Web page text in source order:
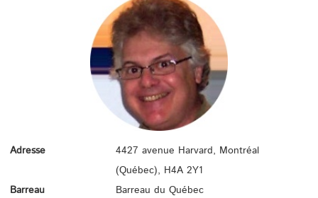
Adresse
4427 avenue Harvard, Montréal
(Québec), H4A 2Y1
Barreau
Barreau du Québec